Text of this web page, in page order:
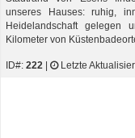
unseres Hauses: ruhig,
Heidelandschaft gelegen
Kilometer von
ID#: 222 Letzte